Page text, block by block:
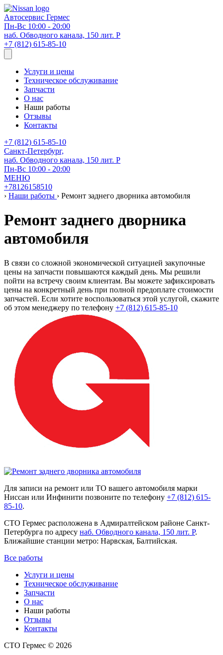
Автосервис Гермес
Пн-Вс 10:00 - 20:00
наб. Обводного канала, 150 лит. Р
+7 (812) 615-85-10
Услуги и цены
Техническое обслуживание
Запчасти
О нас
Наши работы
Отзывы
Контакты
+7 (812) 615-85-10
Санкт-Петербург,
наб. Обводного канала, 150 лит. Р
Пн-Вс 10:00 - 20:00
МЕНЮ
+78126158510
› Наши работы › Ремонт заднего дворника автомобиля
Ремонт заднего дворника
автомобиля
В связи со сложной экономической ситуацией закупочные
цены на запчасти повышаются каждый день. Мы решили
пойти на встречу своим клиентам. Вы можете зафиксировать
цены на конкретный день при полной предоплате стоимости
запчастей. Если хотите воспользоваться этой услугой, скажите
об этом менеджеру по телефону +7 (812) 615-85-10
Для записи на ремонт или ТО вашего автомобиля марки
Ниссан или Инфинити позвоните по телефону +7 (812) 615-
85-10.
СТО Гермес расположена в Адмиралтейском районе Санкт-
Петербурга по адресу наб. Обводного канала, 150 лит. Р.
Ближайшие станции метро: Нарвская, Балтийская.
Все работы
Услуги и цены
Техническое обслуживание
Запчасти
О нас
Наши работы
Отзывы
Контакты
СТО Гермес © 2026